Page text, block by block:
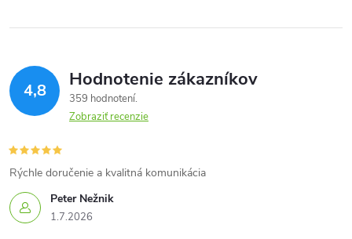
4,8 Hodnotenie zákazníkov
359 hodnotení
Zobraziť recenzie
Peter Nežnik
1.7.2026
Rýchle doručenie a kvalitná komunikácia